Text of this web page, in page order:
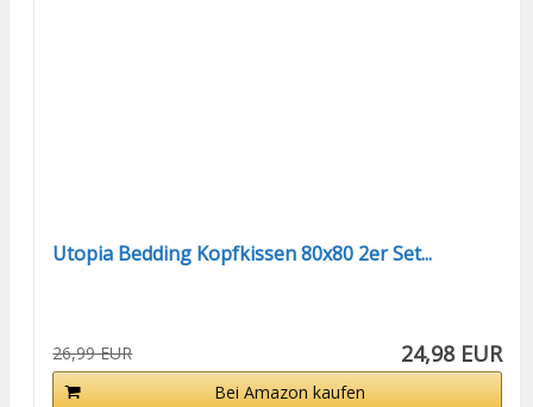
Utopia Bedding Kopfkissen 80x80 2er Set...
26,99 EUR 24,98 EUR
Bei Amazon kaufen